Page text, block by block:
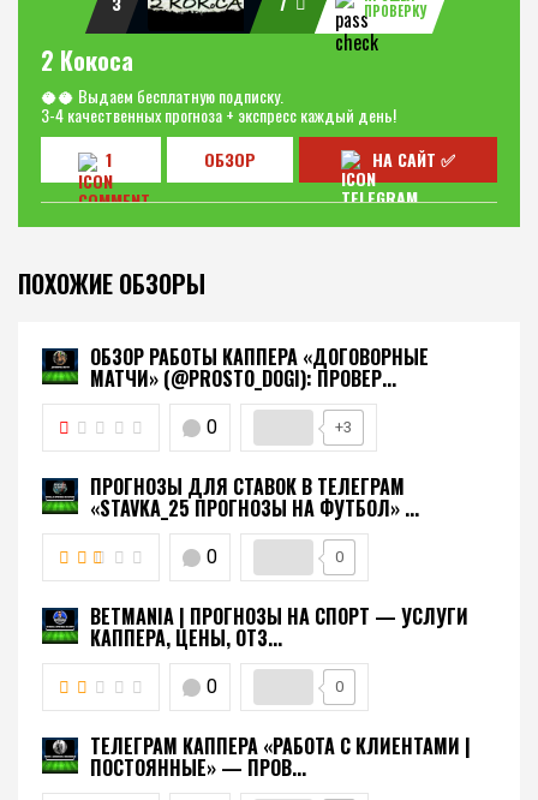
ПРОВЕРКУ
2 Кокоса
🥥🥥 Выдаем бесплатную подписку.
3-4 качественных прогноза + экспресс каждый день!
1
ОБЗОР НА САЙТ ✅
ПОХОЖИЕ ОБЗОРЫ
ОБЗОР РАБОТЫ КАППЕРА «ДОГОВОРНЫЕ
МАТЧИ» (@PROSTO_DOGI): ПРОВЕР...
0 +3
ПРОГНОЗЫ ДЛЯ СТАВОК В ТЕЛЕГРАМ
«STAVKA_25 ПРОГНОЗЫ НА ФУТБОЛ» ...
0 0
BETMANIA | ПРОГНОЗЫ НА СПОРТ — УСЛУГИ
КАППЕРА, ЦЕНЫ, ОТЗ...
0 0
ТЕЛЕГРАМ КАППЕРА «РАБОТА С КЛИЕНТАМИ |
ПОСТОЯННЫЕ» — ПРОВ...